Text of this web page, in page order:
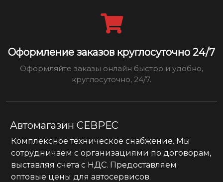
Оформление заказов круглосуточно 24/7
Оформляйте заказы онлайн быстро и удобно,
круглосуточно, 24/7.
Автомагазин СЕВРЕС
Комплексное техническое снабжение. Мы
сотрудничаем с организациями по договорам,
выставляя счета с НДС. Предоставляем
оптовые цены для автосервисов.